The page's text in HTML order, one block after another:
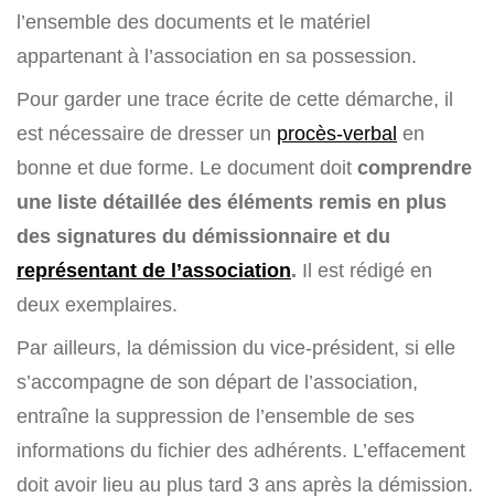
l’ensemble des documents et le matériel
appartenant à l’association en sa possession.
Pour garder une trace écrite de cette démarche, il
est nécessaire de dresser un procès-verbal en
bonne et due forme. Le document doit comprendre
une liste détaillée des éléments remis en plus
des signatures du démissionnaire et du
représentant de l’association. Il est rédigé en
deux exemplaires.
Par ailleurs, la démission du vice-président, si elle
s’accompagne de son départ de l’association,
entraîne la suppression de l’ensemble de ses
informations du fichier des adhérents. L’effacement
doit avoir lieu au plus tard 3 ans après la démission.